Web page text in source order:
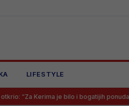
LIFESTYLE
je bilo i bogatijih ponuda, ali..”